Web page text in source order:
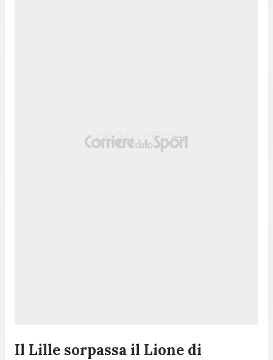
Il Lille sorpassa il Lione di